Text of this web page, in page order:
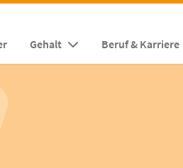
Gehalt Beruf & Karriere